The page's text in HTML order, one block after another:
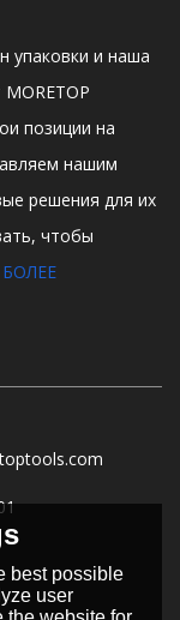
упаковки и наша
позиции на
нашим
решения для их
чтобы
БОЛЕЕ
best possible
user